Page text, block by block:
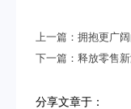
上一篇： 拥抱更广
下一篇： 释放零售
分享文章于：